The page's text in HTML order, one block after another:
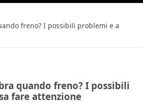
freno? I possibili problemi e a
quando freno? I possibili
fare attenzione